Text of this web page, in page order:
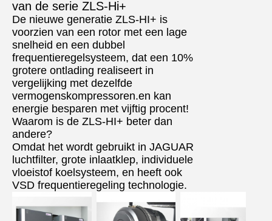
van de serie ZLS-Hi+
De nieuwe generatie ZLS-HI+ is
voorzien van een rotor met een lage
snelheid en een dubbel
frequentieregelsysteem, dat een 10%
grotere ontlading realiseert in
vergelijking met dezelfde
vermogenskompressoren.en kan
energie besparen met vijftig procent!
Waarom is de ZLS-HI+ beter dan
andere?
Omdat het wordt gebruikt in JAGUAR
luchtfilter, grote inlaatklep, individuele
vloeistof koelsysteem, en heeft ook
VSD frequentieregeling technologie.